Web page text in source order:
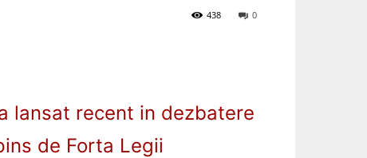
0
438
lansat recent in dezbatere
de Forta Legii